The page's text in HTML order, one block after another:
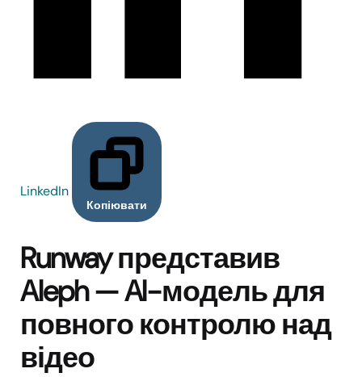
LinkedIn
Копіювати
Runway представив
Aleph — AI-модель для
повного контролю над
відео